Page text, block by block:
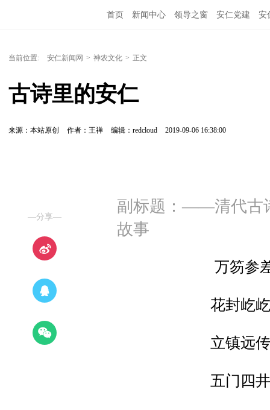
首页 新闻中心 领导之窗 安仁党建 安
当前位置: 安仁新闻网 > 神农文化 > 正文
古诗里的安仁
来源：本站原创 作者：王禅 编辑：redcloud 2019-09-06 16:38:00
—分享—
副标题：——清代古
故事
万笏参差
花封屹屹
立镇远传
五门四井